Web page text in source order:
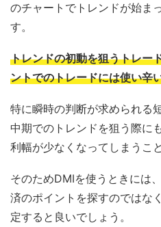
のチャートでトレンドが始ま
す。
トレンドの初動を狙うトレー
ントでのトレードには使い辛
特に瞬時の判断が求められる
中期でのトレンドを狙う際に
利幅が少なくなってしまうこ
そのためDMIを使うときには
済のポイントを探すのではな
定すると良いでしょう。